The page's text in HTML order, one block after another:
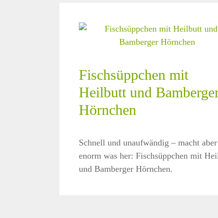
Fischsüppchen mit
Heilbutt und
Hörnchen
Schnell und unaufwändig – macht aber
enorm was her: Fischsüppchen mit
und Bamberger Hörnchen.